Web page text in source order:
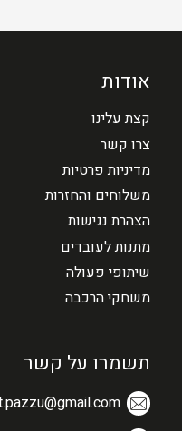
אודות
קצת עלינו
צרו קשר
מדיניות פרטיות
משלוחים והחזרות
הצהרת נגישות
מתנות לעובדים
שיתופי פעולה
משחקי הרכבה
תשמרו על קשר